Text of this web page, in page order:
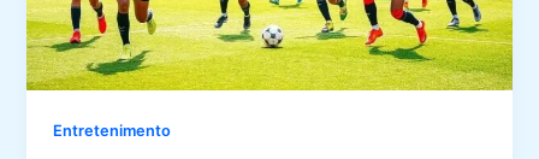
Entretenimento